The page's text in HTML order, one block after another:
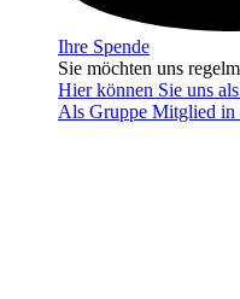
Ihre Spende
Sie möchten uns
Hier können Sie uns
Als Gruppe Mitglied in